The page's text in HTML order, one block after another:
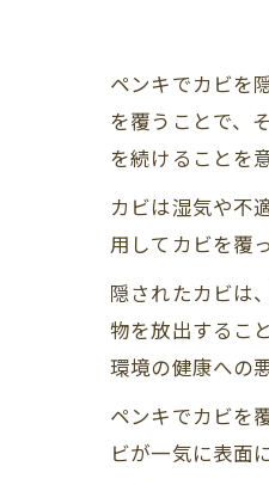
ペンキでカビを
を覆うことで、
を続けることを
カビは湿気や不
用してカビを覆
隠されたカビは
物を放出するこ
環境の健康への
ペンキでカビを
ビが一気に表面